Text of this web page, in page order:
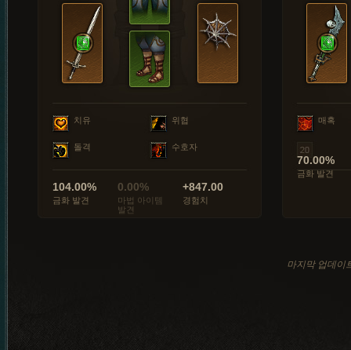
치유 위협
돌격 수호자
104.00%
금화 발견
0.00%
마법 아이템
발견
+847.00
경험치
매혹
70.00%
금화 발견
마지막 업데이